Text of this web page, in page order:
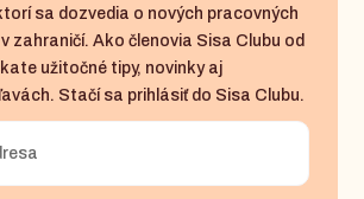
sa dozvedia o nových pracovných
zahraničí. Ako členovia Sisa Clubu od
užitočné tipy, novinky aj
Stačí sa prihlásiť do Sisa Clubu.